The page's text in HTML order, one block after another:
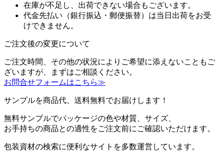
在庫が不足し、出荷できない場合もございます。
代金先払い（銀行振込・郵便振替）は当日出荷をお受
けできません。
ご注文後の変更について
ご注文時間、その他の状況によりご希望に添えないこともご
ざいますが、まずはご相談ください。
お問合せフォームはこちら≫
サンプルを商品代、送料無料でお届けします！
無料サンプルでパッケージの色や材質、サイズ、
お手持ちの商品との適性をご注文前にご確認いただけます。
包装資材の検索に便利なサイトを多数運営しています。